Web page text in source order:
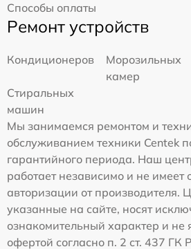
Способы оплаты
Ремонт устройств
Кондиционеров
Морозильных
камер
Стиральных
машин
Мы занимаемся ремонтом и
обслуживанием техники Centek
гарантийного периода. Наш
работает независимо и не
авторизации от производителя.
указанные на сайте, носят
ознакомительный характер и не
офертой согласно п. 2 ст. 437 ГК